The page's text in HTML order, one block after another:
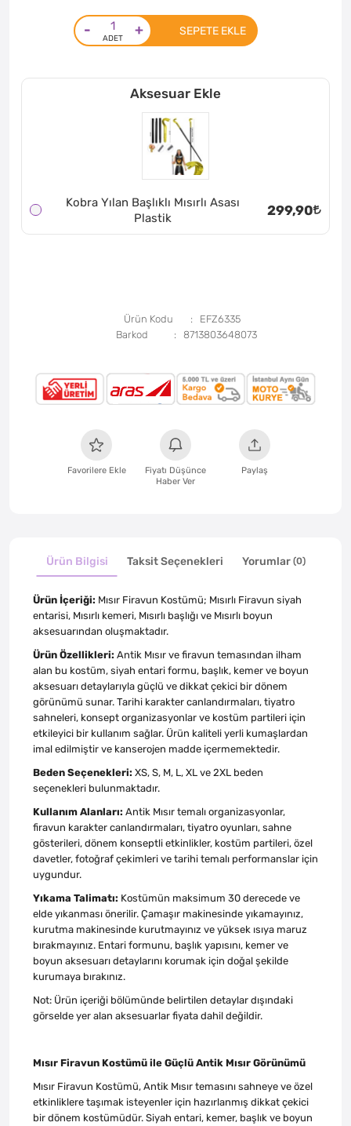
- + SEPETE EKLE
Aksesuar Ekle
Kobra Yılan Başlıklı Mısırlı Asası
Plastik
299,90
Ürün Kodu
EFZ6335
Barkod
8713803648073
Favorilere Ekle
Fiyatı Düşünce
Haber Ver
Paylaş
Ürün Bilgisi Taksit Seçenekleri Yorumlar (0)
Ürün İçeriği: Mısır Firavun Kostümü; Mısırlı Firavun siyah
entarisi, Mısırlı kemeri, Mısırlı başlığı ve Mısırlı boyun
aksesuarından oluşmaktadır.
Ürün Özellikleri: Antik Mısır ve firavun temasından ilham
alan bu kostüm, siyah entari formu, başlık, kemer ve boyun
aksesuarı detaylarıyla güçlü ve dikkat çekici bir dönem
görünümü sunar. Tarihi karakter canlandırmaları, tiyatro
sahneleri, konsept organizasyonlar ve kostüm partileri için
etkileyici bir kullanım sağlar. Ürün kaliteli yerli kumaşlardan
imal edilmiştir ve kanserojen madde içermemektedir.
Beden Seçenekleri: XS, S, M, L, XL ve 2XL beden
seçenekleri bulunmaktadır.
Kullanım Alanları: Antik Mısır temalı organizasyonlar,
firavun karakter canlandırmaları, tiyatro oyunları, sahne
gösterileri, dönem konseptli etkinlikler, kostüm partileri, özel
davetler, fotoğraf çekimleri ve tarihi temalı performanslar için
uygundur.
Yıkama Talimatı: Kostümün maksimum 30 derecede ve
elde yıkanması önerilir. Çamaşır makinesinde yıkamayınız,
kurutma makinesinde kurutmayınız ve yüksek ısıya maruz
bırakmayınız. Entari formunu, başlık yapısını, kemer ve
boyun aksesuarı detaylarını korumak için doğal şekilde
kurumaya bırakınız.
Not: Ürün içeriği bölümünde belirtilen detaylar dışındaki
görselde yer alan aksesuarlar fiyata dahil değildir.
Mısır Firavun Kostümü ile Güçlü Antik Mısır Görünümü
Mısır Firavun Kostümü, Antik Mısır temasını sahneye ve özel
etkinliklere taşımak isteyenler için hazırlanmış dikkat çekici
bir dönem kostümüdür. Siyah entari, kemer, başlık ve boyun